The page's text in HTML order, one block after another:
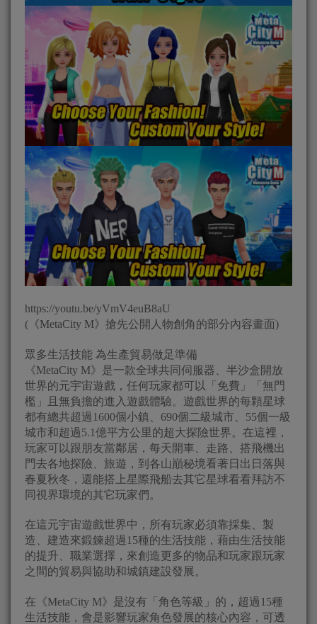
https://youtu.be/yVmV4euB8aU
(《MetaCity M》搶先公開人物創角的部分內容畫面)
眾多生活技能 為生產貿易做足準備
《MetaCity M》是一款全球共同伺服器、半沙盒開放
世界的元宇宙遊戲，任何玩家都可以「免費」「無門
檻」且無負擔的進入遊戲體驗。遊戲世界的每顆星球
都有總共超過1600個小鎮、690個二級城市、55個一級
城市和超過5.1億平方公里的超大探險世界。在這裡，
玩家可以跟朋友當鄰居，每天開車、走路、搭飛機出
門去各地探險、旅遊，到各山巔秘境看著日出日落與
春夏秋冬，還能搭上星際飛船去其它星球看看拜訪不
同視界環境的其它玩家們。
在這元宇宙遊戲世界中，所有玩家必須靠採集、製
造、建造來鍛鍊超過15種的生活技能，藉由生活技能
的提升、職業選擇，來創造更多的物品和玩家跟玩家
之間的貿易與協助和城鎮建設發展。
在《MetaCity M》是沒有「角色等級」的，超過15種
生活技能，會是影響玩家角色發展的核心內容，可透